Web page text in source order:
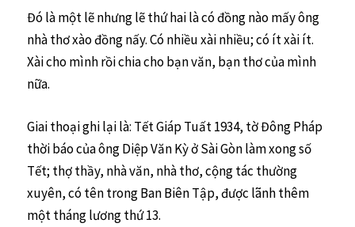
Đó là một lẽ nhưng lẽ thứ hai là có đồng nào mấy ông
nhà thơ xào đồng nấy. Có nhiều xài nhiều; có ít xài ít.
Xài cho mình rồi chia cho bạn văn, bạn thơ của mình
nữa.
Giai thoại ghi lại là: Tết Giáp Tuất 1934, tờ Đông Pháp
thời báo của ông Diệp Văn Kỳ ở Sài Gòn làm xong số
Tết; thợ thầy, nhà văn, nhà thơ, cộng tác thường
xuyên, có tên trong Ban Biên Tập, được lãnh thêm
một tháng lương thứ 13.